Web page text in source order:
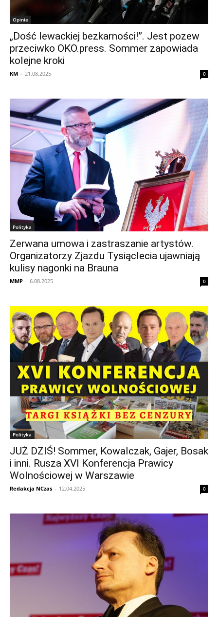
Opinie
„Dość lewackiej bezkarności!”. Jest pozew
przeciwko OKO.press. Sommer zapowiada
kolejne kroki
KM - 21.08.2025 0
Polityka
Zerwana umowa i zastraszanie artystów.
Organizatorzy Zjazdu Tysiąclecia ujawniają
kulisy nagonki na Brauna
MMP - 6.08.2025 0
Polityka
JUŻ DZIŚ! Sommer, Kowalczak, Gajer, Bosak
i inni. Rusza XVI Konferencja Prawicy
Wolnościowej w Warszawie
Redakcja NCzas - 12.04.2025 0